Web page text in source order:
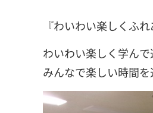
『わいわい楽しくふれ
わいわい楽しく学ん
みんなで楽しい時間を